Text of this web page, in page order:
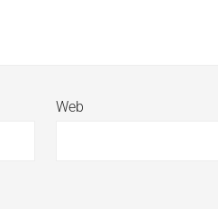
Web